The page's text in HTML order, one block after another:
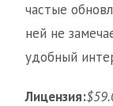
частые
ней не
удобный
Лицензия: